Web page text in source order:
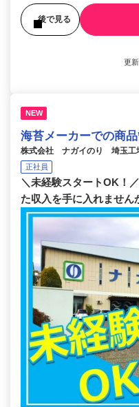
後で見る
更
NEW
海苔メーカーでの商
株式会社 ナガイのり 埼玉工
正社員
＼未経験スタートOK！
た収入を手に入れません